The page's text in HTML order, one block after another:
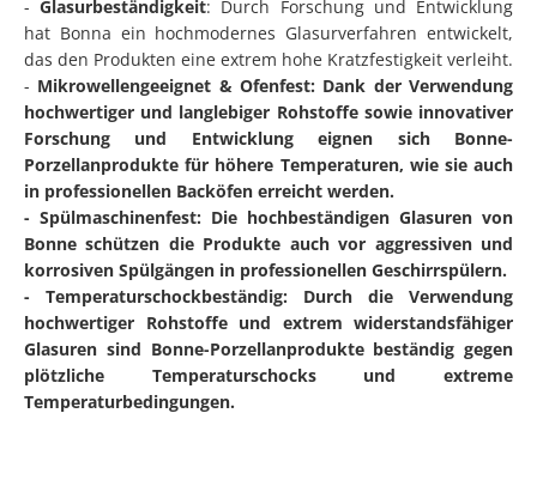
-Glasurbeständigkeit: Durch Forschung und Entwicklung
hat Bonna ein hochmodernes Glasurverfahren entwickelt,
das den Produkten eine extrem hohe Kratzfestigkeit verleiht.
- Mikrowellengeeignet & Ofenfest: Dank der Verwendung
hochwertiger und langlebiger Rohstoffe sowie innovativer
Forschung und Entwicklung eignen sich Bonne-
Porzellanprodukte für höhere Temperaturen, wie sie auch
in professionellen Backöfen erreicht werden.
- Spülmaschinenfest: Die hochbeständigen Glasuren von
Bonne schützen die Produkte auch vor aggressiven und
korrosiven Spülgängen in professionellen Geschirrspülern.
- Temperaturschockbeständig: Durch die Verwendung
hochwertiger Rohstoffe und extrem widerstandsfähiger
Glasuren sind Bonne-Porzellanprodukte beständig gegen
plötzliche Temperaturschocks und extreme
Temperaturbedingungen.